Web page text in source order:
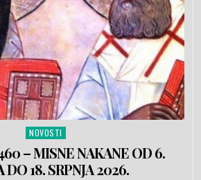
Posted in
NOVOSTI
– MISNE NAKANE OD 6.
DO 18. SRPNJA 2026.